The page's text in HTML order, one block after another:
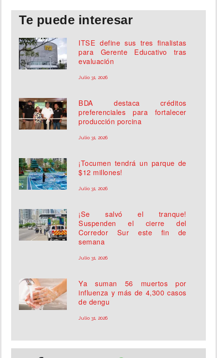
Te puede interesar
ITSE define sus tres finalistas
para Gerente Educativo tras
evaluación
Julio 31, 2026
BDA destaca créditos
preferenciales para fortalecer
producción porcina
Julio 31, 2026
¡Tocumen tendrá un parque de
$12 millones!
Julio 31, 2026
¡Se salvó el tranque!
Suspenden el cierre del
Corredor Sur este fin de
semana
Julio 31, 2026
Ya suman 56 muertos por
influenza y más de 4,300 casos
de dengu
Julio 31, 2026